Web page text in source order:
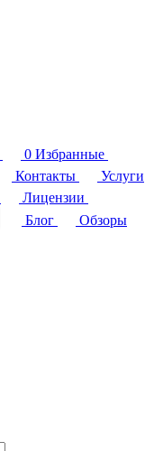
0 Избранные
Контакты
Услуги
Лицензии
Блог
Обзоры